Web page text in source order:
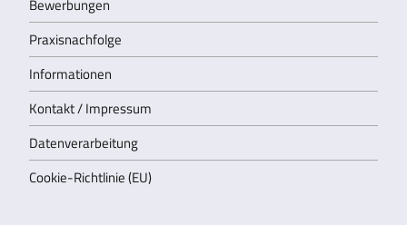
Bewerbungen
Praxisnachfolge
Informationen
Kontakt / Impressum
Datenverarbeitung
Cookie-Richtlinie (EU)